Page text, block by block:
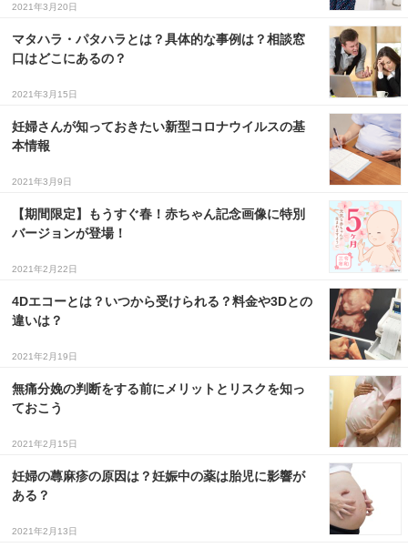
７〜１２歳児
2021年3月20日
マタハラ・パタハラとは？具体的な事例は？相談窓
口はどこにあるの？
2021年3月15日
妊婦さんが知っておきたい新型コロナウイルスの基
本情報
2021年3月9日
【期間限定】もうすぐ春！赤ちゃん記念画像に特別
バージョンが登場！
2021年2月22日
4Dエコーとは？いつから受けられる？料金や3Dとの
違いは？
2021年2月19日
無痛分娩の判断をする前にメリットとリスクを知っ
ておこう
2021年2月15日
妊婦の蕁麻疹の原因は？妊娠中の薬は胎児に影響が
ある？
2021年2月13日